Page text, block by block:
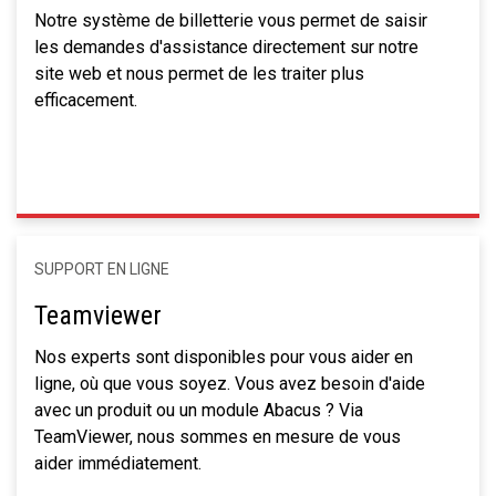
Notre système de billetterie vous permet de saisir
les demandes d'assistance directement sur notre
site web et nous permet de les traiter plus
efficacement.
SUPPORT EN LIGNE
Teamviewer
Nos experts sont disponibles pour vous aider en
ligne, où que vous soyez. Vous avez besoin d'aide
avec un produit ou un module Abacus ? Via
TeamViewer, nous sommes en mesure de vous
aider immédiatement.